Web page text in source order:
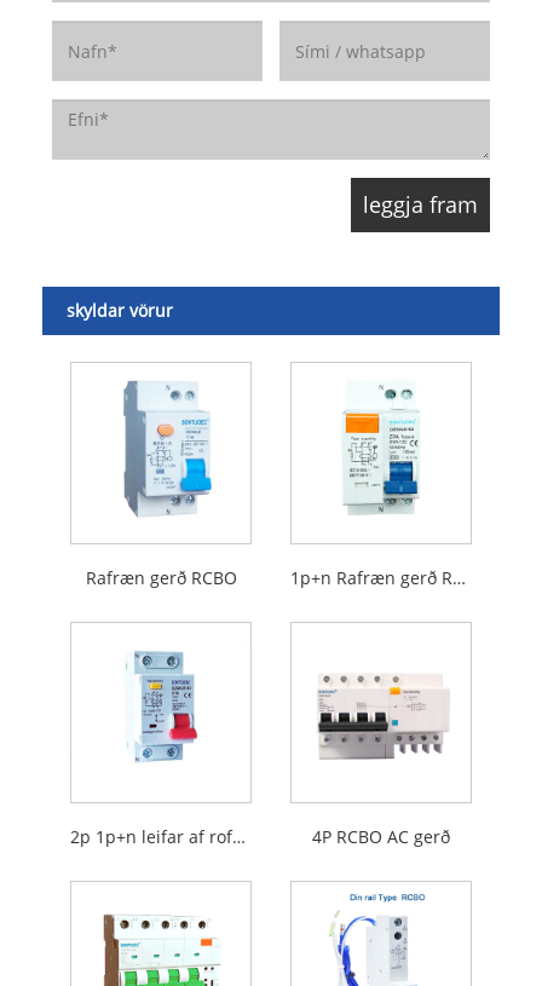
skyldar vörur
Rafræn gerð RCBO 1p+n Rafræn gerð RCBO
2p 1p+n leifar af rofanum með yfirstraumvernd 4P RCBO AC gerð